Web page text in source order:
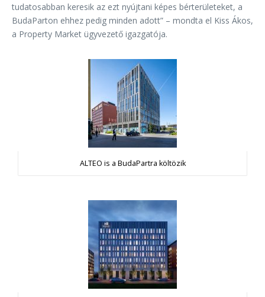
tudatosabban keresik az ezt nyújtani képes bérterületeket, a
BudaParton ehhez pedig minden adott” – mondta el Kiss Ákos,
a Property Market ügyvezető igazgatója.
ALTEO is a BudaPartra költözik